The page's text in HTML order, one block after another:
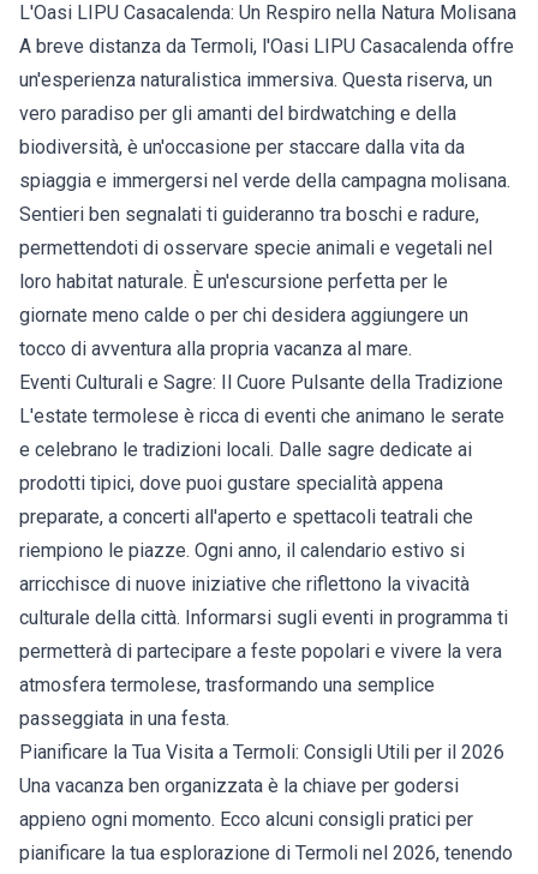
L'Oasi LIPU Casacalenda: Un Respiro nella Natura Molisana
A breve distanza da Termoli, l'Oasi LIPU Casacalenda offre
un'esperienza naturalistica immersiva. Questa riserva, un
vero paradiso per gli amanti del birdwatching e della
biodiversità, è un'occasione per staccare dalla vita da
spiaggia e immergersi nel verde della campagna molisana.
Sentieri ben segnalati ti guideranno tra boschi e radure,
permettendoti di osservare specie animali e vegetali nel
loro habitat naturale. È un'escursione perfetta per le
giornate meno calde o per chi desidera aggiungere un
tocco di avventura alla propria vacanza al mare.
Eventi Culturali e Sagre: Il Cuore Pulsante della Tradizione
L'estate termolese è ricca di eventi che animano le serate
e celebrano le tradizioni locali. Dalle sagre dedicate ai
prodotti tipici, dove puoi gustare specialità appena
preparate, a concerti all'aperto e spettacoli teatrali che
riempiono le piazze. Ogni anno, il calendario estivo si
arricchisce di nuove iniziative che riflettono la vivacità
culturale della città. Informarsi sugli eventi in programma ti
permetterà di partecipare a feste popolari e vivere la vera
atmosfera termolese, trasformando una semplice
passeggiata in una festa.
Pianificare la Tua Visita a Termoli: Consigli Utili per il 2026
Una vacanza ben organizzata è la chiave per godersi
appieno ogni momento. Ecco alcuni consigli pratici per
pianificare la tua esplorazione di Termoli nel 2026, tenendo